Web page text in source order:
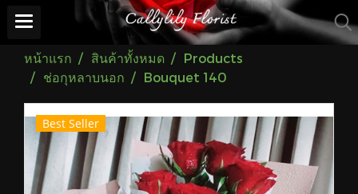
หน้าแรก สินค้าทั้งหมด
Products
ช่อกุหลาบนอก
Bouquet 140
Best Seller